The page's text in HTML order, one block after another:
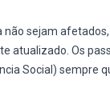
não sejam
atualizado. Os
Social) sempre